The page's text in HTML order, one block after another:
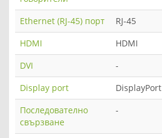
Ethernet (RJ-45) порт
RJ-45
HDMI
HDMI
DVI
-
Display port
DisplayPort
Последователно
свързване
-